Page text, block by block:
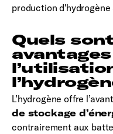
production d'hydrogène
Quels
L’hydrogène offre
de stockage
contrairement aux